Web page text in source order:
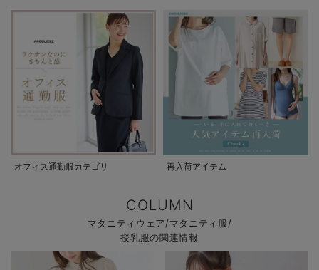
オフィス通勤服カテゴリ 再入荷アイテム
COLUMN
マタニティウェア/マタニティ服/
授乳服の関連情報